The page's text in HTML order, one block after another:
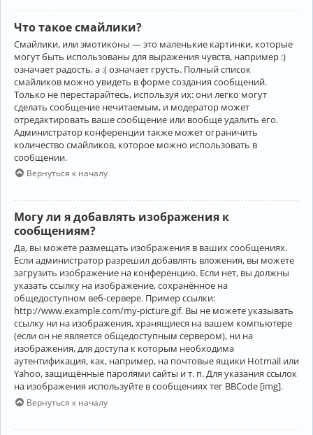
Что такое смайлики?
Смайлики, или эмотиконы — это маленькие картинки, которые
могут быть использованы для выражения чувств, например :)
означает радость, а :( означает грусть. Полный список
смайликов можно увидеть в форме создания сообщений.
Только не перестарайтесь, используя их: они легко могут
сделать сообщение нечитаемым, и модератор может
отредактировать ваше сообщение или вообще удалить его.
Администратор конференции также может ограничить
количество смайликов, которое можно использовать в
сообщении.
Вернуться к началу
Могу ли я добавлять изображения к
сообщениям?
Да, вы можете размещать изображения в ваших сообщениях.
Если администратор разрешил добавлять вложения, вы можете
загрузить изображение на конференцию. Если нет, вы должны
указать ссылку на изображение, сохранённое на
общедоступном веб-сервере. Пример ссылки:
http://www.example.com/my-picture.gif. Вы не можете указывать
ссылку ни на изображения, хранящиеся на вашем компьютере
(если он не является общедоступным сервером), ни на
изображения, для доступа к которым необходима
аутентификация, как, например, на почтовые ящики Hotmail или
Yahoo, защищённые паролями сайты и т. п. Для указания ссылок
на изображения используйте в сообщениях тег BBCode [img].
Вернуться к началу